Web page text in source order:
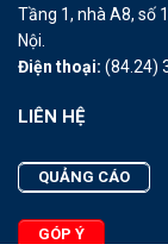
Tầng 1, nhà A8, số
Nội.
Điện thoại: (84.24)
LIÊN HỆ
QUẢNG CÁO
GÓP Ý